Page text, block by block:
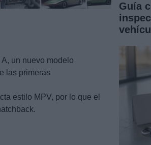
A, un nuevo modelo
las primeras
estilo MPV, por lo que el
Guía